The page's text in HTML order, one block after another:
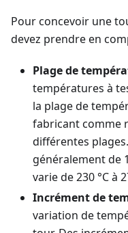
Pour concevoir une
devez prendre en
Plage de
températures à
la plage de
fabricant comme
différentes
généralement de
varie de 230 °C à
Incrément de
variation de